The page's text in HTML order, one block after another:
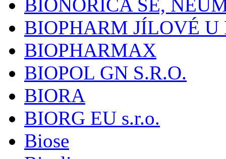
BIONORICA SE,
BIOPHARM JÍLOVÉ U
BIOPHARMAX
BIOPOL GN S.R.O.
BIORA
BIORG EU s.r.o.
Biose